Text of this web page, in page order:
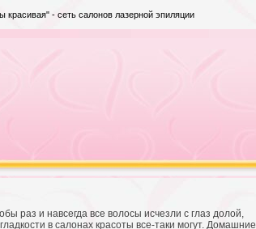
красивая" - сеть салонов лазерной эпиляции
раз и навсегда все волосы исчезли с глаз долой,
в салонах красоты все-таки могут. Домашние